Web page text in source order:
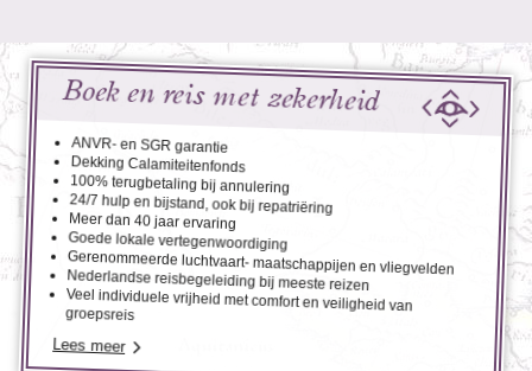
Boek en reis met zekerheid
ANVR- en SGR garantie
Dekking Calamiteitenfonds
100% terugbetaling bij annulering
24/7 hulp en bijstand, ook bij repatriëring
Meer dan 40 jaar ervaring
Goede lokale vertegenwoordiging
Gerenommeerde luchtvaart- maatschappijen en vliegvelden
Nederlandse reisbegeleiding bij meeste reizen
Veel individuele vrijheid met comfort en veiligheid van
groepsreis
Lees meer